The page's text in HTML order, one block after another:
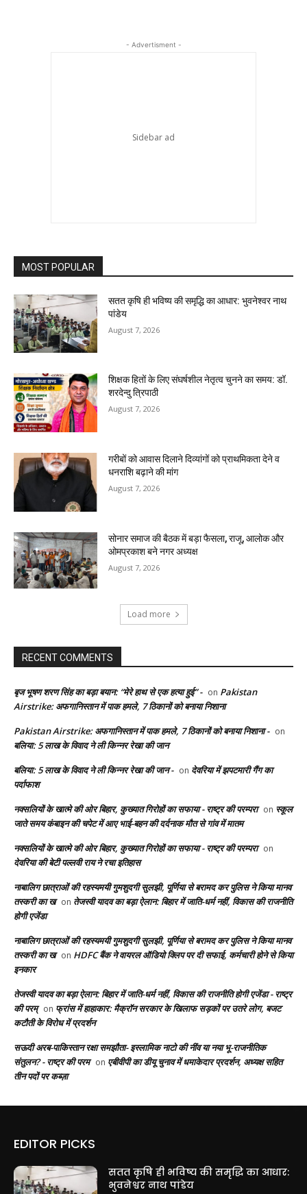
- Advertisment -
MOST POPULAR
सतत कृषि ही भविष्य की समृद्धि का आधार: भुवनेश्वर नाथ
पांडेय
August 7, 2026
शिक्षक हितों के लिए संघर्षशील नेतृत्व चुनने का समय: डॉ.
शरदेन्दु त्रिपाठी
August 7, 2026
गरीबों को आवास दिलाने दिव्यांगों को प्राथमिकता देने व
धनराशि बढ़ाने की मांग
August 7, 2026
सोनार समाज की बैठक में बड़ा फैसला, राजू, आलोक और
ओमप्रकाश बने नगर अध्यक्ष
August 7, 2026
Load more
RECENT COMMENTS
बृज भूषण शरण सिंह का बड़ा बयान: “मेरे हाथ से एक हत्या हुई” - on Pakistan
Airstrike: अफगानिस्तान में पाक हमले, 7 ठिकानों को बनाया निशाना
Pakistan Airstrike: अफगानिस्तान में पाक हमले, 7 ठिकानों को बनाया निशाना - on
बलिया: 5 लाख के विवाद ने ली किन्नर रेखा की जान
बलिया: 5 लाख के विवाद ने ली किन्नर रेखा की जान - on देवरिया में झपटमारी गैंग का
पर्दाफाश
नक्सलियों के खात्मे की ओर बिहार, कुख्यात गिरोहों का सफाया - राष्ट्र की परम्परा on स्कूल
जाते समय कंबाइन की चपेट में आए भाई-बहन की दर्दनाक मौत से गांव में मातम
नक्सलियों के खात्मे की ओर बिहार, कुख्यात गिरोहों का सफाया - राष्ट्र की परम्परा on
देवरिया की बेटी पल्लवी राय ने रचा इतिहास
नाबालिग छात्राओं की रहस्यमयी गुमशुदगी सुलझी, पूर्णिया से बरामद कर पुलिस ने किया मानव
तस्करी का ख on तेजस्वी यादव का बड़ा ऐलान: बिहार में जाति-धर्म नहीं, विकास की राजनीति
होगी एजेंडा
नाबालिग छात्राओं की रहस्यमयी गुमशुदगी सुलझी, पूर्णिया से बरामद कर पुलिस ने किया मानव
तस्करी का ख on HDFC बैंक ने वायरल ऑडियो क्लिप पर दी सफाई, कर्मचारी होने से किया
इनकार
तेजस्वी यादव का बड़ा ऐलान: बिहार में जाति-धर्म नहीं, विकास की राजनीति होगी एजेंडा - राष्ट्र
की परम् on फ्रांस में हाहाकार: मैक्रॉन सरकार के खिलाफ सड़कों पर उतरे लोग, बजट
कटौती के विरोध में प्रदर्शन
सऊदी अरब-पाकिस्तान रक्षा समझौता- इस्लामिक नाटो की नींव या नया भू-राजनीतिक
संतुलन? - राष्ट्र की परम on एबीवीपी का डीयू चुनाव में धमाकेदार प्रदर्शन, अध्यक्ष सहित
तीन पदों पर कब्ज़ा
EDITOR PICKS
सतत कृषि ही भविष्य की समृद्धि का आधार:
भुवनेश्वर नाथ पांडेय